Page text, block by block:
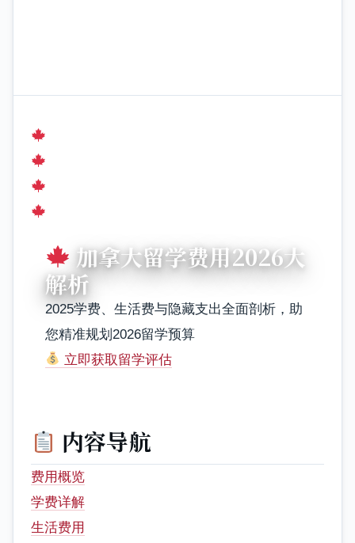
加拿大留学费用2026大
解析
2025学费、生活费与隐藏支出全面剖析，助
您精准规划2026留学预算
立即获取留学评估
内容导航
费用概览
学费详解
生活费用